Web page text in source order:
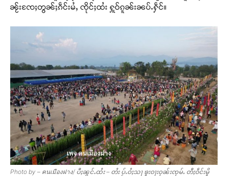
ၼႂ်းၸႄႈတွၼ်ႈၵဵင်းမႆႇ ၸိုင်ႈထႆး ႁူဝ်ၵူၼ်းၼပ်ႉႁဵင်။
Photo by – คนเมืองฝาง/ ပီႈၼွင်ႉထႆး – တႆး ပႂ်ႉဝႆႈသႃ ၶူးဝႃးဝုၼ်းၸုမ်ႉ တီႈဝဵင်းမိူ